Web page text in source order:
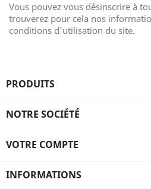
Vous pouvez vous désinscrire à
trouverez pour cela nos
conditions d'utilisation du site.
PRODUITS
NOTRE SOCIÉTÉ
VOTRE COMPTE
INFORMATIONS